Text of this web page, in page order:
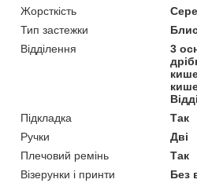
Жорсткість
Тип застежки
Відділення
3
Підкладка
Так
Ручки
Дві
Плечовий ремінь
Так
Візерунки і принти
Без